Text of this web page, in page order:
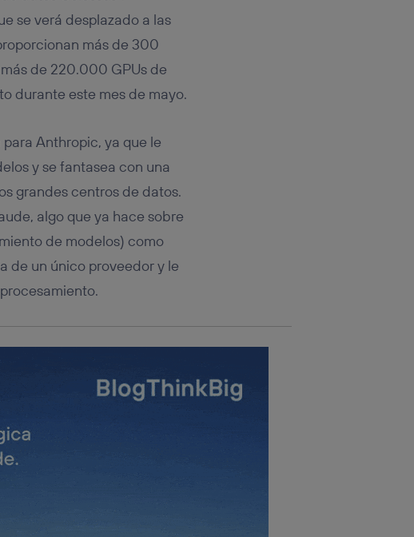
se verá desplazado a las
más de 300
de 220.000 GPUs de
durante este mes de mayo.
Anthropic, ya que le
y se fantasea con una
grandes centros de datos.
algo que ya hace sobre
de modelos) como
de un único proveedor y le
identificador.
o análisis se
del hogar que
Utiq” en la parte
(“consenthub”)